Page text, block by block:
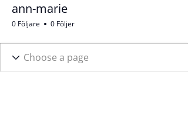
ann-marie
0 Följare 0 Följer